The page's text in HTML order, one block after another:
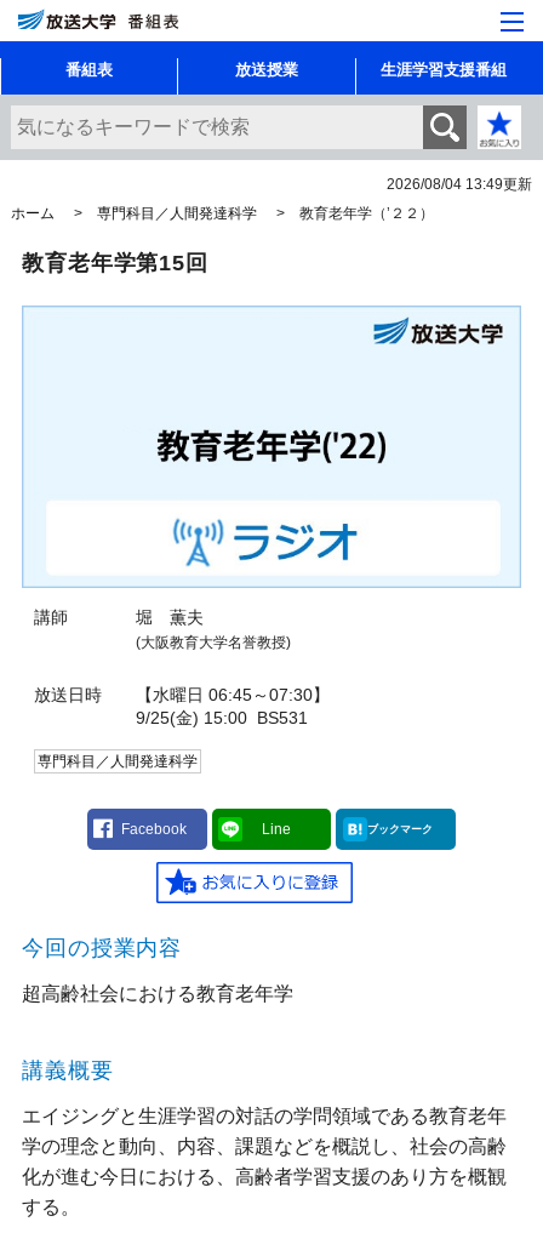
番組表 放送授業 生涯学習支援番組
2026/08/04 13:49更新
ホーム
専門科目／人間発達科学 教育老年学（’２２）
教育老年学第15回
講師 堀 薫夫
(大阪教育大学名誉教授)
放送日時
【水曜日 06:45～07:30】
9/25(金) 15:00BS531
専門科目／人間発達科学
Facebook Line ブックマーク
今回の授業内容
超高齢社会における教育老年学
講義概要
エイジングと生涯学習の対話の学問領域である教育老年
学の理念と動向、内容、課題などを概説し、社会の高齢
化が進む今日における、高齢者学習支援のあり方を概観
する。